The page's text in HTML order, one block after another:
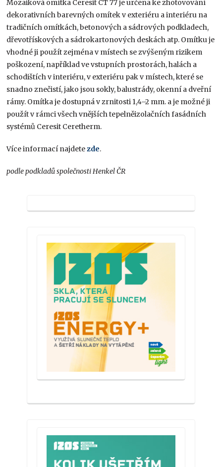
Mozaiková omítka Ceresit CT 77 je určena ke zhotovování
dekorativních barevných omítek v exteriéru a interiéru na
tradičních omítkách, betonových a sádrových podkladech,
dřevotřískových a sádrokartonových deskách atp. Omítku je
vhodné ji použít zejména v místech se zvýšeným rizikem
poškození, například ve vstupních prostorách, halách a
schodištích v interiéru, v exteriéru pak v místech, které se
snadno znečistí, jako jsou sokly, balustrády, okenní a dveřní
rámy. Omítka je dostupná v zrnitosti 1,4–2 mm. a je možné ji
použít v rámci všech vnějších tepelněizolačních fasádních
systémů Ceresit Ceretherm.
Více informací najdetezde.
podle podkladů společnosti Henkel ČR